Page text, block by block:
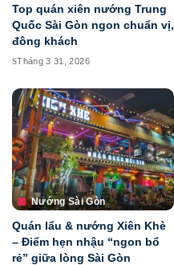
Top quán xiên nướng Trung
Quốc Sài Gòn ngon chuẩn vị,
đông khách
Tháng 3 31, 2026
Nướng Sài Gòn
Quán lẩu & nướng Xiên Khè
– Điểm hẹn nhậu “ngon bổ
rẻ” giữa lòng Sài Gòn